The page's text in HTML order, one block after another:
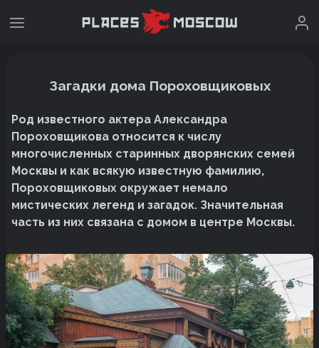
Загадки дома Пороховщиковых
Род известного актера Александра
Пороховщикова относится к числу
многочисленных старинных дворянских семей
Москвы и как всякую известную фамилию,
Пороховщиковых окружает немало
мистических легенд и загадок. Значительная
часть из них связана с домом в центре Москвы.